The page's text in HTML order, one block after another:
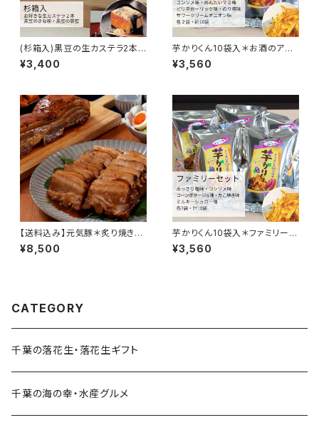
(杉箱入)黒豆の生カステラ2本セ
ット【金田屋】
¥3,400
芋かりくん10袋入＊お酒のアテ
におすすめセット【國乃や】
¥3,560
【送料込み】元気豚＊炙り焼きチ
ャーシューセット(2個入)【ジェリ
ービーンズ】
¥8,500
芋かりくん10袋入＊ファミリーや
リピーターにおすすめセット【國
乃や】
¥3,560
CATEGORY
千葉の落花生・落花生ギフト
千葉の海の幸・水産グルメ